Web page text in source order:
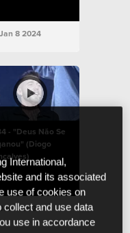
Jan 8 2024
- "Deus Não Se
(Diogo
Jan 8 2024
International,
and its associated
use of cookies on
collect and use data
use in accordance